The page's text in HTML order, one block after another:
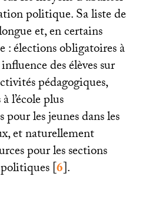
politique. Sa liste de
et, en certains
: élections obligatoires à
des élèves sur
pédagogiques,
l’école plus
pour les jeunes dans les
et naturellement
pour les sections
[6].